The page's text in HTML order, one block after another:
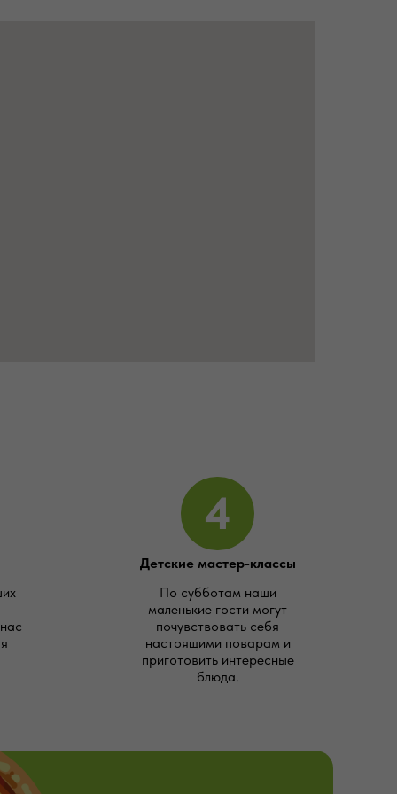
Детские мастер-классы
По субботам наши
маленькие гости могут
почувствовать себя
настоящими поварам и
приготовить интересные
блюда.
4